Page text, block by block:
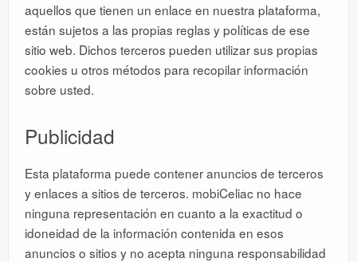
aquellos que tienen un enlace en nuestra plataforma,
están sujetos a las propias reglas y políticas de ese
sitio web. Dichos terceros pueden utilizar sus propias
cookies u otros métodos para recopilar información
sobre usted.
Publicidad
Esta plataforma puede contener anuncios de terceros
y enlaces a sitios de terceros. mobiCeliac no hace
ninguna representación en cuanto a la exactitud o
idoneidad de la información contenida en esos
anuncios o sitios y no acepta ninguna responsabilidad